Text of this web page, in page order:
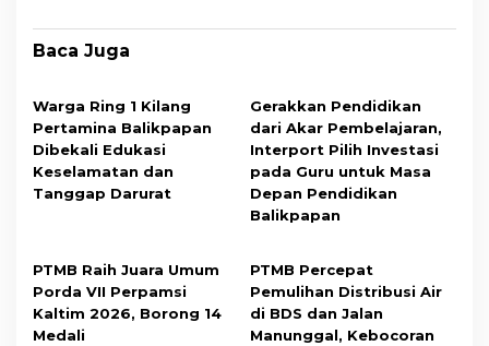
Baca Juga
Warga Ring 1 Kilang
Pertamina Balikpapan
Dibekali Edukasi
Keselamatan dan
Tanggap Darurat
Gerakkan Pendidikan
dari Akar Pembelajaran,
Interport Pilih Investasi
pada Guru untuk Masa
Depan Pendidikan
Balikpapan
PTMB Raih Juara Umum
Porda VII Perpamsi
Kaltim 2026, Borong 14
Medali
PTMB Percepat
Pemulihan Distribusi Air
di BDS dan Jalan
Manunggal, Kebocoran